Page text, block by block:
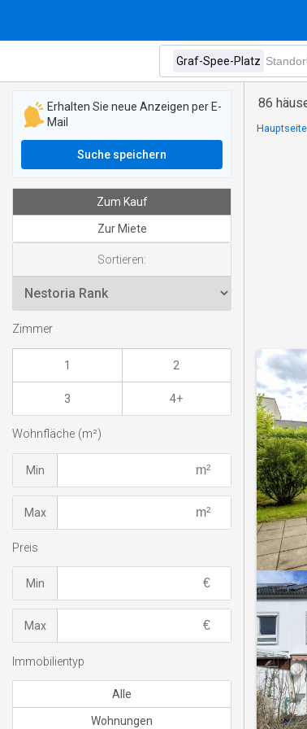
86
Hauptseite
Erhalten Sie neue Anzeigen per E-
Mail
Suche speichern
Zum Kauf
Zur Miete
Sortieren:
Zimmer
1 2
3 4+
Wohnfläche (m²)
Min
Max
Preis
Min
Max
Immobilientyp
Alle
Wohnungen